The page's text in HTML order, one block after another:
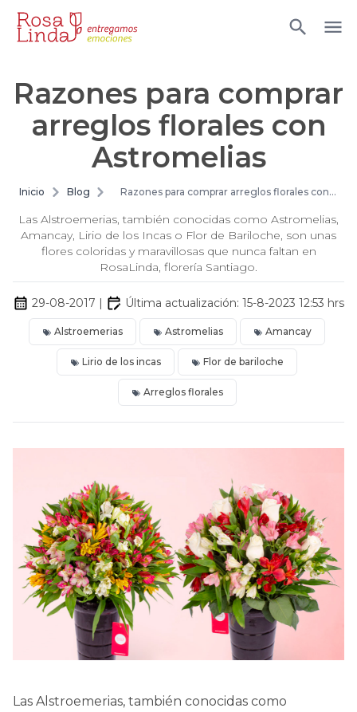
Razones para comprar
arreglos florales con
Astromelias
Inicio Blog
Razones para comprar arreglos florales con
Las Alstroemerias, también conocidas como Astromelias,
Amancay, Lirio de los Incas o Flor de Bariloche, son unas
flores coloridas y maravillosas que nunca faltan en
RosaLinda, florería Santiago.
29-08-2017 | Última actualización: 15-8-2023 12:53 hrs
Alstroemerias Astromelias Amancay
Lirio de los incas Flor de bariloche
Arreglos florales
Las Alstroemerias, también conocidas como